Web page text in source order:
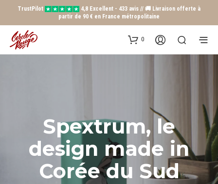
TrustPilot
4,8 Excellent - 433 avis // 🚚 Livraison offerte à
partir de 90 € en France métropolitaine
0
Spextrum, le
design made in
Corée du Sud